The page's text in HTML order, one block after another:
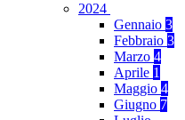
2024
Gennaio 3
Febbraio 3
Marzo 4
Aprile 1
Maggio 4
Giugno 7